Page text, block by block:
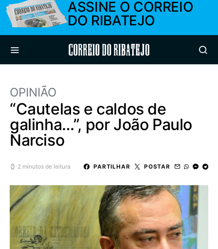
ASSINE O CORREIO
DO RIBATEJO
Correio do Ribatejo
OPINIÃO
“Cautelas e caldos de
galinha…”, por João Paulo
Narciso
2 minutos de leitura PARTILHAR POSTAR